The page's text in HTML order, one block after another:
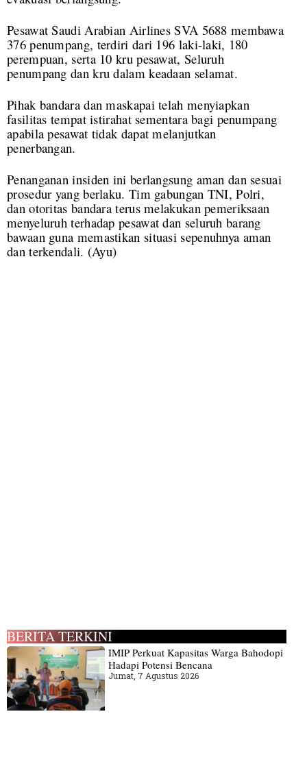
Pesawat Saudi Arabian Airlines SVA 5688 membawa
376 penumpang, terdiri dari 196 laki-laki, 180
perempuan, serta 10 kru pesawat, Seluruh
penumpang dan kru dalam keadaan selamat.
Pihak bandara dan maskapai telah menyiapkan
fasilitas tempat istirahat sementara bagi penumpang
apabila pesawat tidak dapat melanjutkan
penerbangan.
Penanganan insiden ini berlangsung aman dan sesuai
prosedur yang berlaku. Tim gabungan TNI, Polri,
dan otoritas bandara terus melakukan pemeriksaan
menyeluruh terhadap pesawat dan seluruh barang
bawaan guna memastikan situasi sepenuhnya aman
dan terkendali. (Ayu)
BERITA TERKINI
IMIP Perkuat Kapasitas Warga Bahodopi
Hadapi Potensi Bencana
Jumat, 7 Agustus 2026